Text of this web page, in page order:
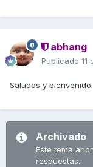
abhang
Publicado 11
Saludos y bienvenido.
Archivado
Este tema
respuestas.